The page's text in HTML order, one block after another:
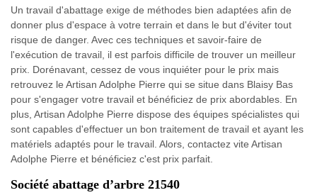
Un travail d'abattage exige de méthodes bien adaptées afin de
donner plus d'espace à votre terrain et dans le but d'éviter tout
risque de danger. Avec ces techniques et savoir-faire de
l'exécution de travail, il est parfois difficile de trouver un meilleur
prix. Dorénavant, cessez de vous inquiéter pour le prix mais
retrouvez le Artisan Adolphe Pierre qui se situe dans Blaisy Bas
pour s'engager votre travail et bénéficiez de prix abordables. En
plus, Artisan Adolphe Pierre dispose des équipes spécialistes qui
sont capables d'effectuer un bon traitement de travail et ayant les
matériels adaptés pour le travail. Alors, contactez vite Artisan
Adolphe Pierre et bénéficiez c'est prix parfait.
Société abattage d’arbre 21540